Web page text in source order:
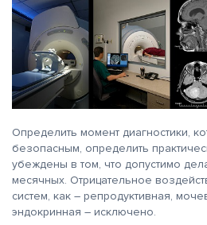
Определить момент диагностики,
безопасным, определить
убеждены в том, что допустимо
месячных. Отрицательное
систем, как – репродуктивная,
эндокринная – исключено.